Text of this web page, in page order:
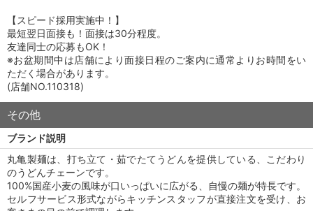
【スピード採用実施中！】
最短翌日面接も！面接は30分程度。
友達同士の応募もOK！
※お盆期間中は店舗により面接日程のご案内に通常よりお時間をい
ただく場合があります。
(店舗NO.110318)
その他
ブランド説明
丸亀製麺は、打ち立て・茹でたてうどんを提供している、こだわり
のうどんチェーンです。
100%国産小麦の風味が口いっぱいに広がる、自慢の麺が特長です。
セルフサービス形式ながらキッチンスタッフが直接注文を受け、お